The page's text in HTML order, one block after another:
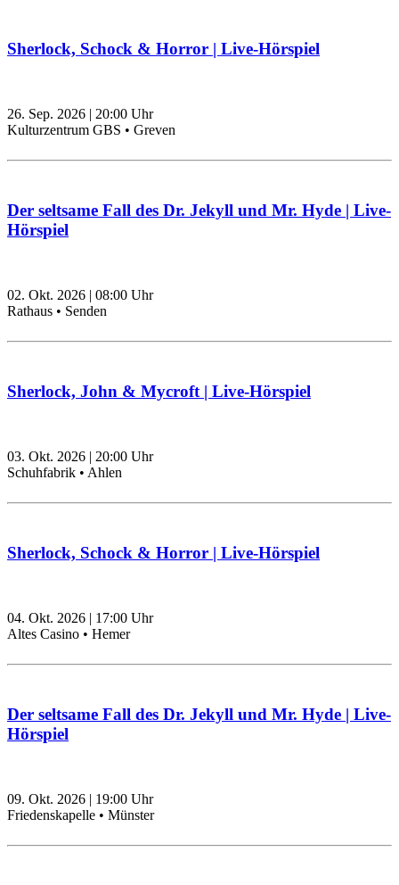
Sherlock, Schock & Horror | Live-Hörspiel
26. Sep. 2026 | 20:00 Uhr
Kulturzentrum GBS • Greven
Der seltsame Fall des Dr. Jekyll und Mr. Hyde | Live-
Hörspiel
02. Okt. 2026 | 08:00 Uhr
Rathaus • Senden
Sherlock, John & Mycroft | Live-Hörspiel
03. Okt. 2026 | 20:00 Uhr
Schuhfabrik • Ahlen
Sherlock, Schock & Horror | Live-Hörspiel
04. Okt. 2026 | 17:00 Uhr
Altes Casino • Hemer
Der seltsame Fall des Dr. Jekyll und Mr. Hyde | Live-
Hörspiel
09. Okt. 2026 | 19:00 Uhr
Friedenskapelle • Münster